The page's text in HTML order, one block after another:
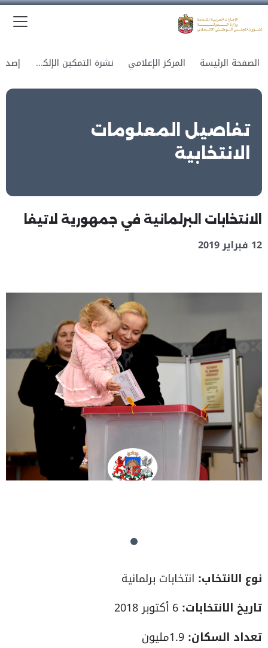
الصفحة الرئيسة المركز الإعلامي نشرة التمكين الإلكترونية
تفاصيل المعلومات
الانتخابية
الانتخابات البرلمانية في جمهورية لاتيفا
12 فبراير 2019
نوع الانتخاب: انتخابات برلمانية
تاريخ الانتخابات: 6 أكتوبر 2018
تعداد السكان: